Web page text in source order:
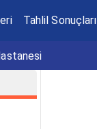
Tahlil Sonuçları